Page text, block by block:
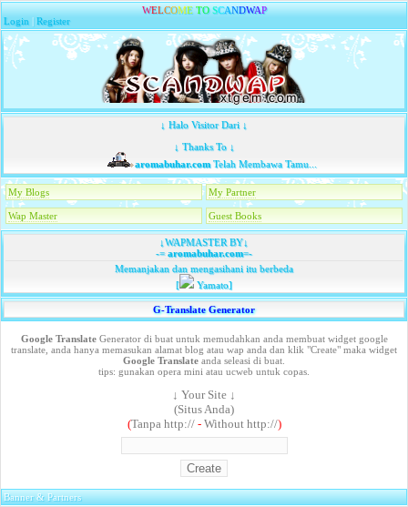
WELCOME TO SCANDWAP
Login |Register
↓ Halo Visitor Dari ↓
↓ Thanks To ↓
aromabuhar.comTelah Membawa Tamu...
My Blogs My Partner
Wap Master Guest Books
↓WAPMASTER BY↓
-=aromabuhar.com=-
Memanjakan dan mengasihani itu berbeda
[
Yamato]
G-Translate Generator
Google TranslateGenerator di buat untuk memudahkan anda membuat widget google
translate, anda hanya memasukan alamat blog atau wap anda dan klik "Create" maka widget
Google Translate anda seleasi di buat.
tips: gunakan opera mini atau ucweb untuk copas.
↓ Your Site ↓
(Situs Anda)
(Tanpa http:// -Without http://)
Banner & Partners